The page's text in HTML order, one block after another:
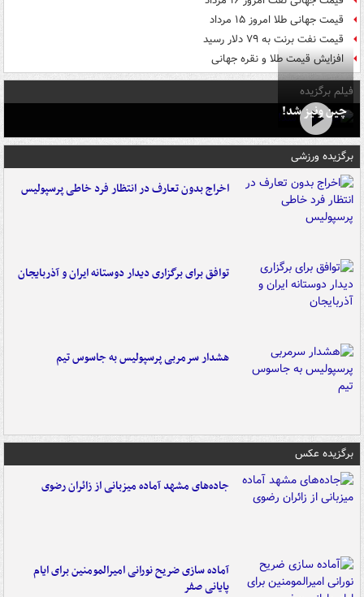
قیمت جهانی طلا امروز ۱۵ مرداد
قیمت نفت برنت به ۷۹ دلار رسید
افزایش قیمت طلا و نقره جهانی
فیلم برگزیده
چین ونیز شد!
برگزیده ورزشی
اخراج بدون تعارف در انتظار فرد خاطی پرسپولیس
توافق برای برگزاری دیدار دوستانه ایران و آذربایجان
هشدار سرمربی پرسپولیس به جاسوس تیم
برگزیده عکس
جاده‌های مشهد آماده میزبانی از زائران رضوی
آماده سازی ضریح نورانی امیرالمومنین برای ایام
پایانی صفر